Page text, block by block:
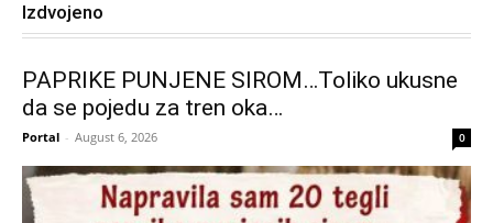
Izdvojeno
PAPRIKE PUNJENE SIROM…Toliko ukusne
da se pojedu za tren oka…
Portal - August 6, 2026 0